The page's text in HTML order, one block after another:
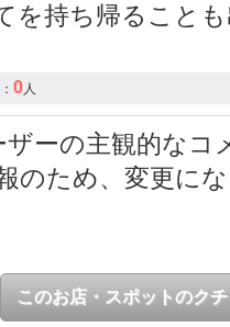
を持ち帰ること
0人
ーの主観的なコ
のため、変更に
このお店・スポットのク